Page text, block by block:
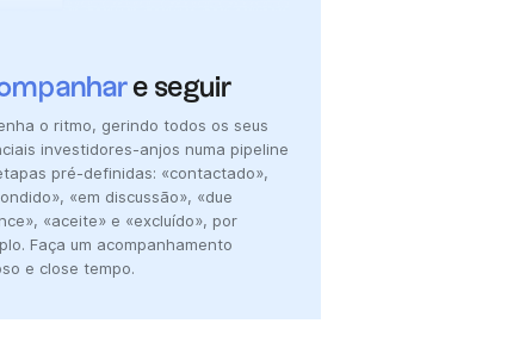
e seguir
o ritmo, gerindo todos os seus
investidores-anjos numa pipeline
pré-definidas: «contactado»,
«em discussão», «due
«aceite» e «excluído», por
Faça um acompanhamento
e close tempo.